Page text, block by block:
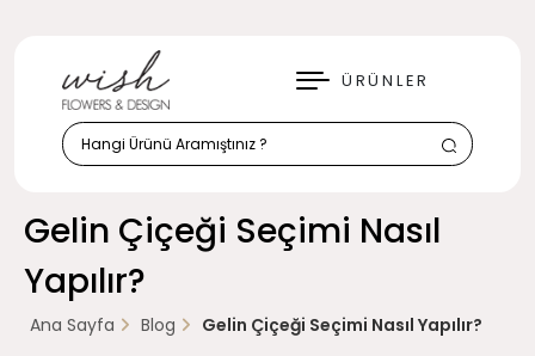
ÜRÜNLER
KAPAT
Gelin Çiçeği Seçimi Nasıl
Yapılır?
Ana Sayfa Blog Gelin Çiçeği Seçimi Nasıl Yapılır?